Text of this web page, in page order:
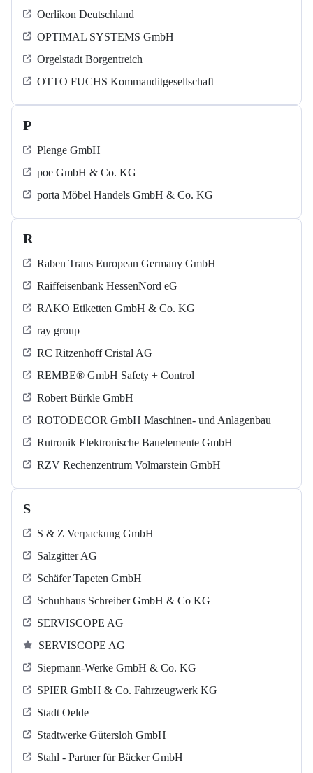
Oerlikon Deutschland
OPTIMAL SYSTEMS GmbH
Orgelstadt Borgentreich
OTTO FUCHS Kommanditgesellschaft
P
Plenge GmbH
poe GmbH & Co. KG
porta Möbel Handels GmbH & Co. KG
R
Raben Trans European Germany GmbH
Raiffeisenbank HessenNord eG
RAKO Etiketten GmbH & Co. KG
ray group
RC Ritzenhoff Cristal AG
REMBE® GmbH Safety + Control
Robert Bürkle GmbH
ROTODECOR GmbH Maschinen- und Anlagenbau
Rutronik Elektronische Bauelemente GmbH
RZV Rechenzentrum Volmarstein GmbH
S
S & Z Verpackung GmbH
Salzgitter AG
Schäfer Tapeten GmbH
Schuhhaus Schreiber GmbH & Co KG
SERVISCOPE AG
SERVISCOPE AG
Siepmann-Werke GmbH & Co. KG
SPIER GmbH & Co. Fahrzeugwerk KG
Stadt Oelde
Stadtwerke Gütersloh GmbH
Stahl - Partner für Bäcker GmbH